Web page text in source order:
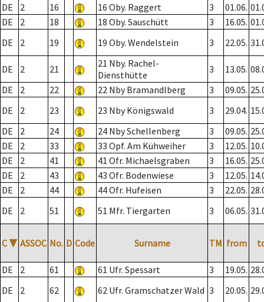
DE
2 16 16 Oby. Raggert 3 01.06.
DE
2 18 18 Oby. Sauschütt 3 16.05.
DE
2 19 19 Oby. Wendelstein 3 22.05.
DE 2 21
21 Nby. Rachel-
Diensthütte
3 13.05.
DE
2 22 22 Nby Bramandlberg 3 09.05.
DE
2 23 23 Nby Königswald 3 29.04.
DE
2 24 24 Nby Schellenberg 3 09.05.
DE
2 33 33 Opf. Am Kühweiher 3 12.05.
DE
2 41 41 Ofr. Michaelsgraben 3 16.05.
DE
2 43 43 Ofr. Bodenwiese 3 12.05.
DE
2 44 44 Ofr. Hufeisen 3 22.05.
DE
2 51 51 Mfr. Tiergarten 3 06.05.
C ▼ ASSOC No. D Code Surname TM from
DE 2 61 61 Ufr. Spessart 3 19.05.
DE
2 62 62 Ufr. Gramschatzer Wald 3 20.05.